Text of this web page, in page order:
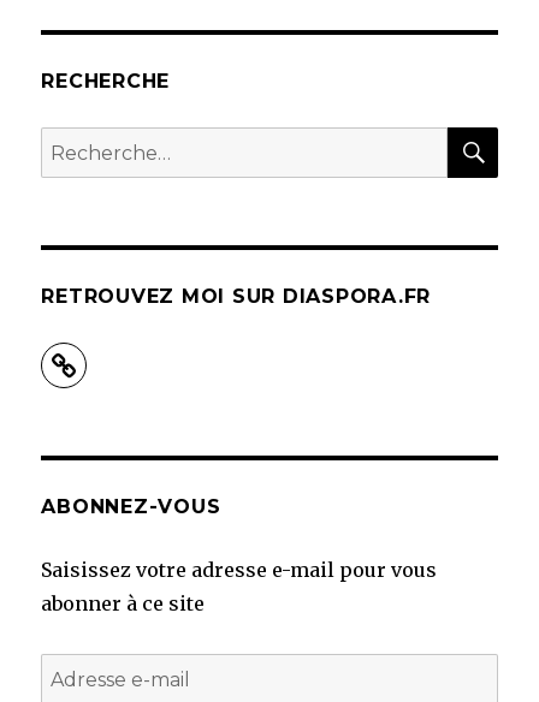
RECHERCHE
Recherche
pour :
RETROUVEZ MOI SUR DIASPORA.FR
ABONNEZ-VOUS
Saisissez votre adresse e-mail pour vous
abonner à ce site
Adresse